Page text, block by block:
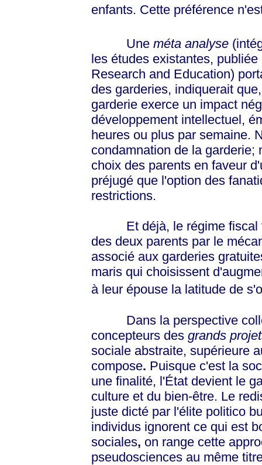
enfants. Cette préférence
Une méta analyse
les études existantes,
Research and Education)
des garderies, indiquerait
garderie exerce un impact
développement intellectuel,
heures ou plus par semaine.
condamnation de la garderie;
choix des parents en faveur
préjugé que l'option des
restrictions.
Et déjà, le régime fiscal
des deux parents par le
associé aux garderies
maris qui choisissent
à leur épouse la latitude de
Dans la perspective
concepteurs des grands
sociale abstraite, supérieure
compose. Puisque c'est la
une finalité, l'État devient le
culture et du bien-être. Le
juste dicté par l'élite politico
individus ignorent ce qui est
sociales, on range cette
pseudosciences au même